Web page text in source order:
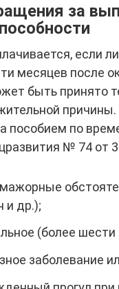
за
если
месяцев после
быть принято
пособием по
№ 74 от
и др.);
(более
заболевание